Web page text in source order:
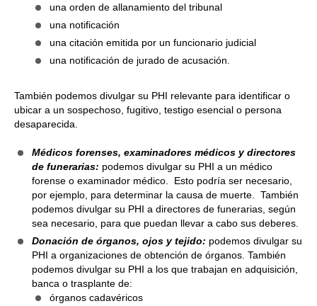
una orden de allanamiento del tribunal
una notificación
una citación emitida por un funcionario judicial
una notificación de jurado de acusación.
También podemos divulgar su PHI relevante para identificar o
ubicar a un sospechoso, fugitivo, testigo esencial o persona
desaparecida.
Médicos forenses, examinadores médicos y directores
de funerarias: podemos divulgar su PHI a un médico
forense o examinador médico. Esto podría ser necesario,
por ejemplo, para determinar la causa de muerte. También
podemos divulgar su PHI a directores de funerarias, según
sea necesario, para que puedan llevar a cabo sus deberes.
Donación de órganos, ojos y tejido: podemos divulgar su
PHI a organizaciones de obtención de órganos. También
podemos divulgar su PHI a los que trabajan en adquisición,
banca o trasplante de:
órganos cadavéricos